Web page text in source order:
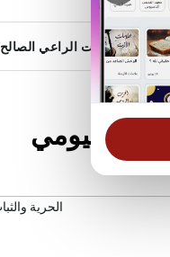
خدمات الراعي الصالح
اليومي